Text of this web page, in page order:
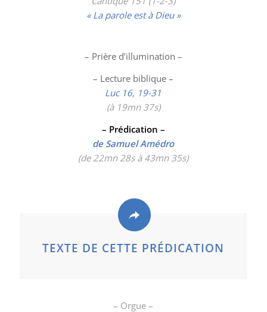
« La parole est à Dieu »
– Prière d’illumination –
– Lecture biblique –
Luc 16, 19-31
(à 19mn 37s)
– Prédication –
de Samuel Amédro
(de 22mn 28s à 43mn 35s)
TEXTE DE CETTE PRÉDICATION
– Orgue –